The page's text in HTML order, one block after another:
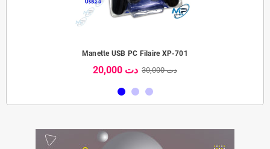
Manette USB PC Filaire XP-701
20,000 دت 30,000 دت